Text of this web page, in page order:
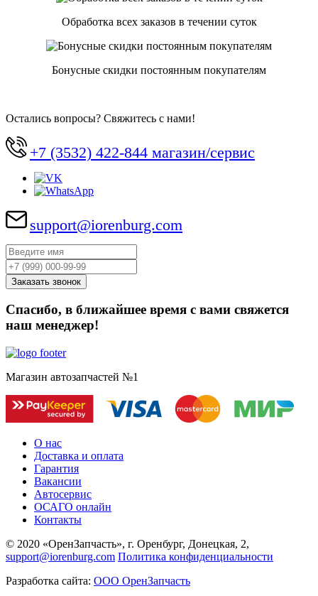
Обработка всех заказов в течении суток
Бонусные скидки постоянным покупателям
Остались вопросы? Свяжитесь с нами!
+7 (3532) 422-844 магазин/сервис
support@iorenburg.com
Спасибо, в ближайшее время с вами свяжется
наш менеджер!
Магазин автозапчастей №1
О нас
Доставка и оплата
Гарантия
Вакансии
Автосервис
ОСАГО онлайн
Контакты
© 2020 «ОренЗапчасть», г. Оренбург, Донецкая, 2,
support@iorenburg.com Политика конфиденциальности
Разработка сайта: ООО ОренЗапчасть